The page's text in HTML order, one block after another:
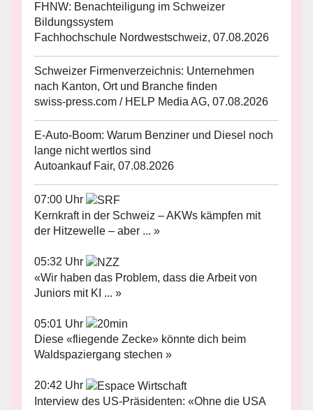
FHNW: Benachteiligung im Schweizer
Bildungssystem
Fachhochschule Nordwestschweiz, 07.08.2026
Schweizer Firmenverzeichnis: Unternehmen
nach Kanton, Ort und Branche finden
swiss-press.com / HELP Media AG, 07.08.2026
E-Auto-Boom: Warum Benziner und Diesel noch
lange nicht wertlos sind
Autoankauf Fair, 07.08.2026
07:00 Uhr
Kernkraft in der Schweiz – AKWs kämpfen mit
der Hitzewelle – aber ... »
05:32 Uhr
«Wir haben das Problem, dass die Arbeit von
Juniors mit KI ... »
05:01 Uhr
Diese «fliegende Zecke» könnte dich beim
Waldspaziergang stechen »
20:42 Uhr
Interview des US-Präsidenten: «Ohne die USA